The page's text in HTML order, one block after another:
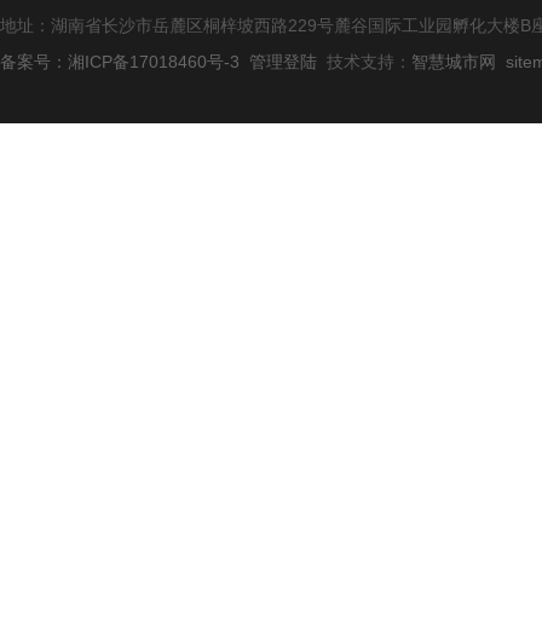
地址：湖南省长沙市岳麓区桐梓坡西路229号麓谷国际工业园孵化大楼B
备案号：湘ICP备17018460号-3
管理登陆 技术支持： 智慧城市网